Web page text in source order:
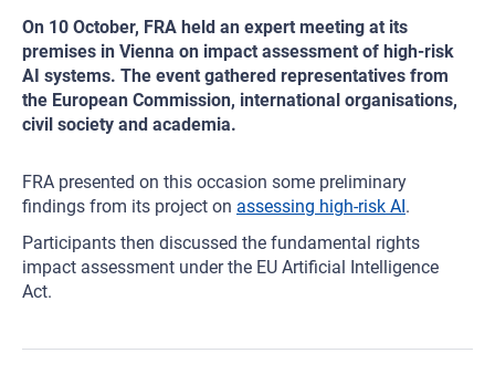
On 10 October, FRA held an expert meeting at its
premises in Vienna on impact assessment of high-risk
AI systems. The event gathered representatives from
the European Commission, international organisations,
civil society and academia.
FRA presented on this occasion some preliminary
findings from its project on assessing high-risk AI.
Participants then discussed the fundamental rights
impact assessment under the EU Artificial Intelligence
Act.